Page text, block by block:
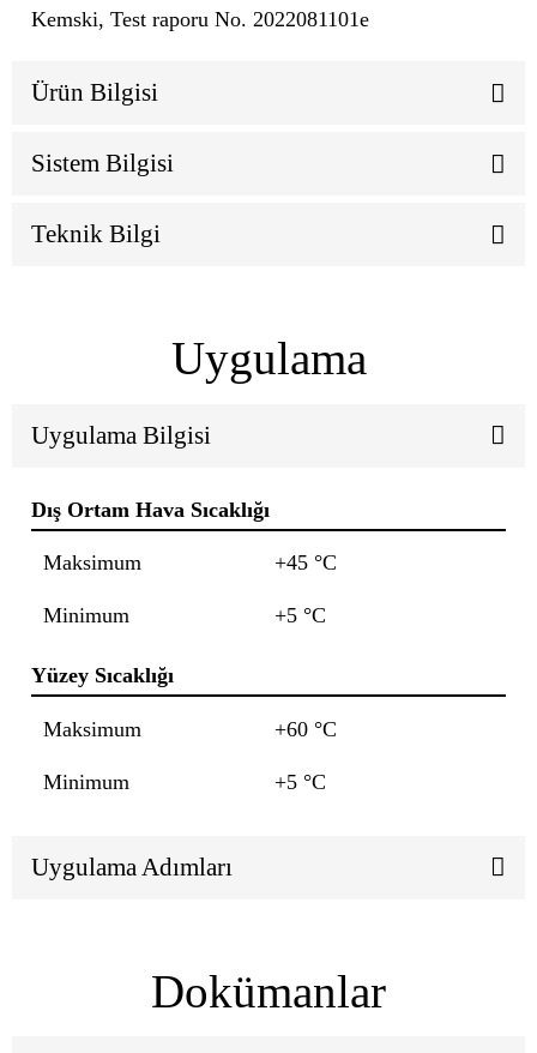
Kemski, Test raporu No. 2022081101e
Ürün Bilgisi
Sistem Bilgisi
Teknik Bilgi
Uygulama
Uygulama Bilgisi
Dış Ortam Hava Sıcaklığı
Maksimum +45 °C
Minimum +5 °C
Yüzey Sıcaklığı
Maksimum +60 °C
Minimum +5 °C
Uygulama Adımları
Dokümanlar